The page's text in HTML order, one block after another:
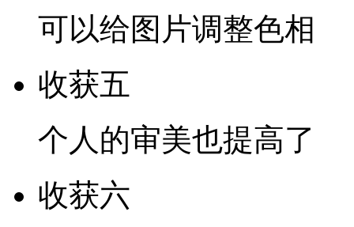
可以给图片调整色相
收获五
个人的审美也提高了
收获六